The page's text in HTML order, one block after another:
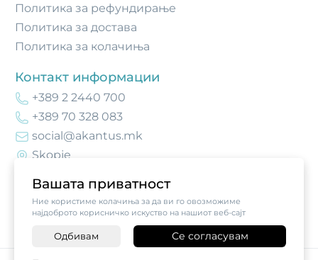
Вашата приватност
Ние користиме колачиња за да ви го овозможиме
најдоброто корисничко искуство на нашиот веб-сајт
Одбивам Се согласувам
Политика за рефундирање
Политика за достава
Политика за колачиња
Контакт информации
+389 2 2440 700
+389 70 328 083
social@akantus.mk
Skopje